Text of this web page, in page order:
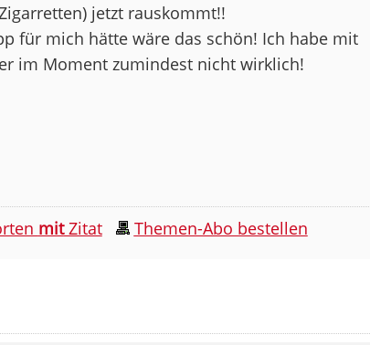
jetzt rauskommt!!
für mich hätte wäre das schön! Ich habe mit
im Moment zumindest nicht wirklich!
mitZitat Themen-Abo bestellen